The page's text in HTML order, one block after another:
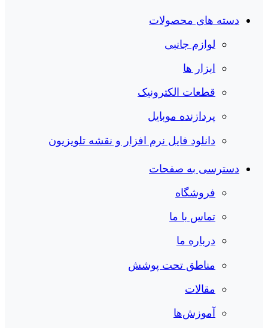
دسته های محصولات
لوازم جانبی
ابزار ها
قطعات الکترونیک
پردازنده موبایل
دانلود فایل نرم افزار و نقشه تلویزیون
دسترسی به صفحات
فروشگاه
تماس با ما
درباره ما
مناطق تحت پوشش
مقالات
آموزش‌ها